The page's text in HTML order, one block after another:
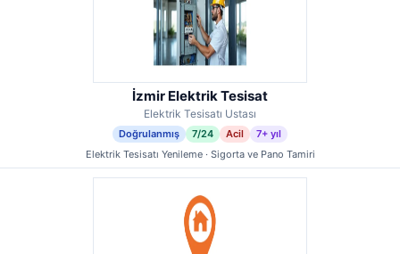
İzmir Elektrik Tesisat
Elektrik Tesisatı Ustası
Doğrulanmış 7/24 Acil
7+ yıl
Elektrik Tesisatı Yenileme · Sigorta ve Pano Tamiri